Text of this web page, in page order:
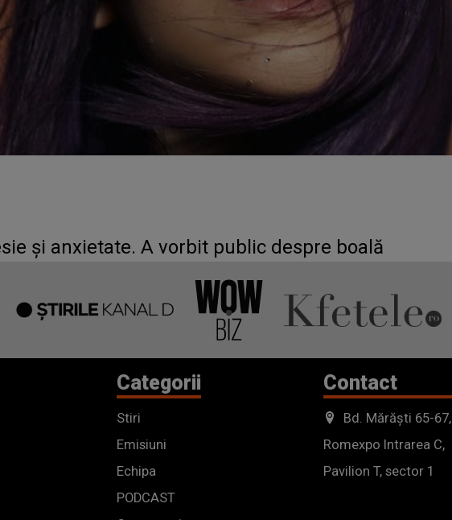
și anxietate. A vorbit public despre boală
Categorii
Stiri
Emisiuni
Echipa
PODCAST
Contact
Bd. Mărăști 65-67,
Romexpo Intrarea C,
Pavilion T, sector 1